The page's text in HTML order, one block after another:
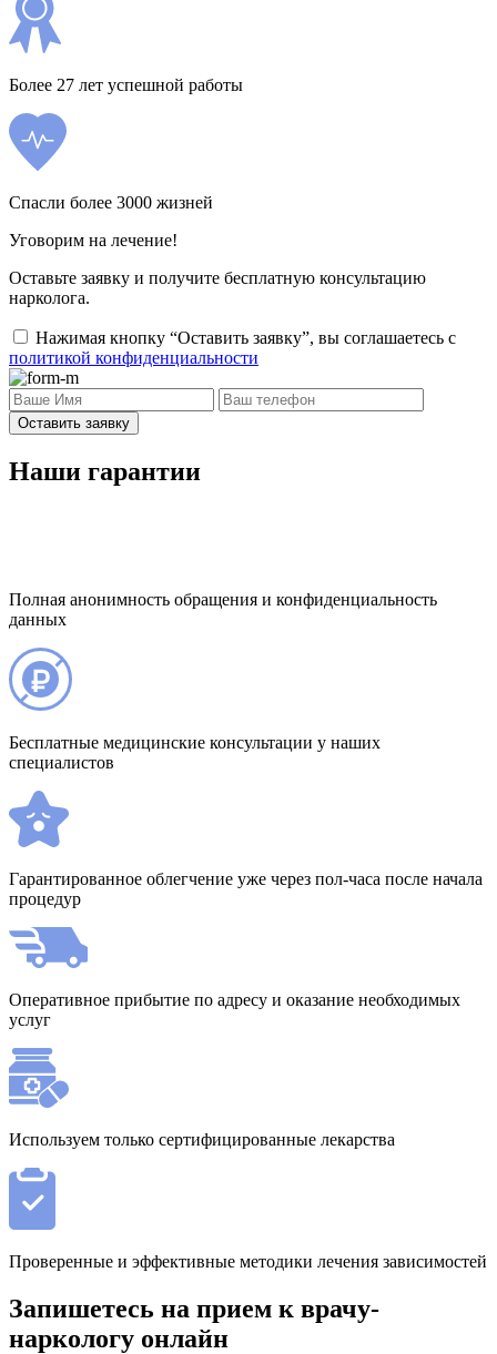
Более 27 лет успешной работы
Спасли более 3000 жизней
Уговорим на лечение!
Оставьте заявку и получите бесплатную консультацию
нарколога.
Нажимая кнопку “Оставить заявку”, вы соглашаетесь с
политикой конфиденциальности
Оставить заявку
Наши гарантии
Полная анонимность обращения и конфиденциальность
данных
Бесплатные медицинские консультации у наших
специалистов
Гарантированное облегчение уже через пол-часа после начала
процедур
Оперативное прибытие по адресу и оказание необходимых
услуг
Используем только сертифицированные лекарства
Проверенные и эффективные методики лечения зависимостей
Запишетесь на прием к врачу-
наркологу онлайн